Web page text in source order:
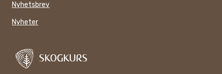
Nyhetsbrev
Nyheter